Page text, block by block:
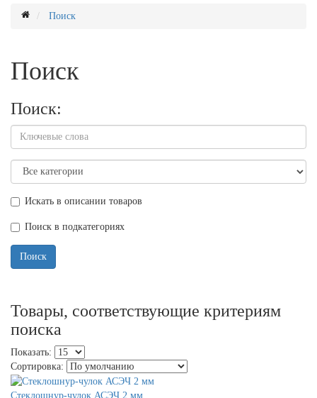
Поиск
Поиск
Поиск:
Искать в описании товаров
Поиск в подкатегориях
Товары, соответствующие критериям
поиска
Показать:
Сортировка:
Стеклошнур-чулок АСЭЧ 2 мм